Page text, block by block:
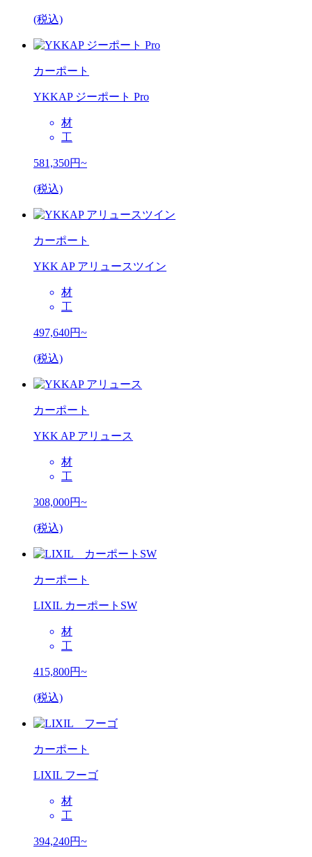
(税込)
カーポート
YKKAP ジーポート Pro
材
工
581,350円~
(税込)
カーポート
YKK AP アリュースツイン
材
工
497,640円~
(税込)
カーポート
YKK AP アリュース
材
工
308,000円~
(税込)
カーポート
LIXIL カーポートSW
材
工
415,800円~
(税込)
カーポート
LIXIL フーゴ
材
工
394,240円~